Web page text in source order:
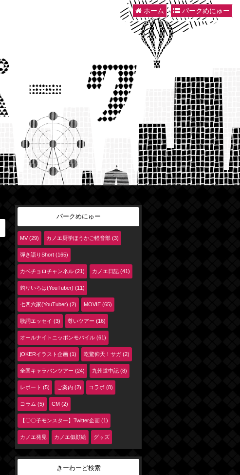
ホーム パークめにゅー
パークめにゅー
MV (29) カノエ厨学ほうかご軽音部 (3)
弾き語りShort (165)
カベチョロチャンネル (21) カノエ日記 (41)
釣りいろは(YouTuber) (11)
七四六家(YouTuber) (2) MOVIE (65)
歌詞エッセイ (3) 尊いツアー (16)
オールナイトニッポンモバイル (61)
jOKERイラスト企画 (1) 吃驚仰天！サガ (2)
全国キャラバンツアー (24) 九州道中記 (8)
レポート (5) ご案内 (2) コラボ (8)
コラム (5) CM (2)
【〇〇子モンスター】Twitter企画 (1)
カノエ発見 カノエ似顔絵 グッズ
きーわーど検索